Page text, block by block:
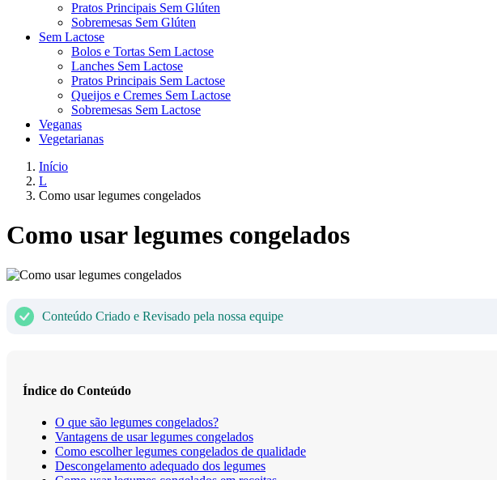
Pratos Principais Sem Glúten
Sobremesas Sem Glúten
Sem Lactose
Bolos e Tortas Sem Lactose
Lanches Sem Lactose
Pratos Principais Sem Lactose
Queijos e Cremes Sem Lactose
Sobremesas Sem Lactose
Veganas
Vegetarianas
Início
L
Como usar legumes congelados
Como usar legumes congelados
Conteúdo Criado e Revisado pela nossa equipe
Índice do Conteúdo
O que são legumes congelados?
Vantagens de usar legumes congelados
Como escolher legumes congelados de qualidade
Descongelamento adequado dos legumes